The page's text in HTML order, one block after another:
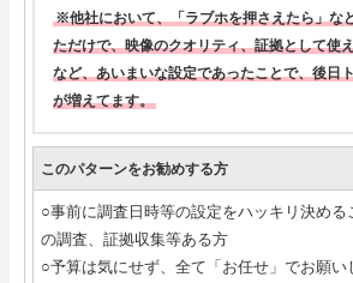
※他社において、「ラブホを押さえたら」な
ただけで、映像のクオリティ、証拠として使
など、あいまいな設定であったことで、後日
が増えてます。
このパターンをお勧めする方
○事前に調査日時等の設定をハッキリ決める
の調査、証拠収集等ある方
○予算は気にせず、全て「お任せ」でお願い